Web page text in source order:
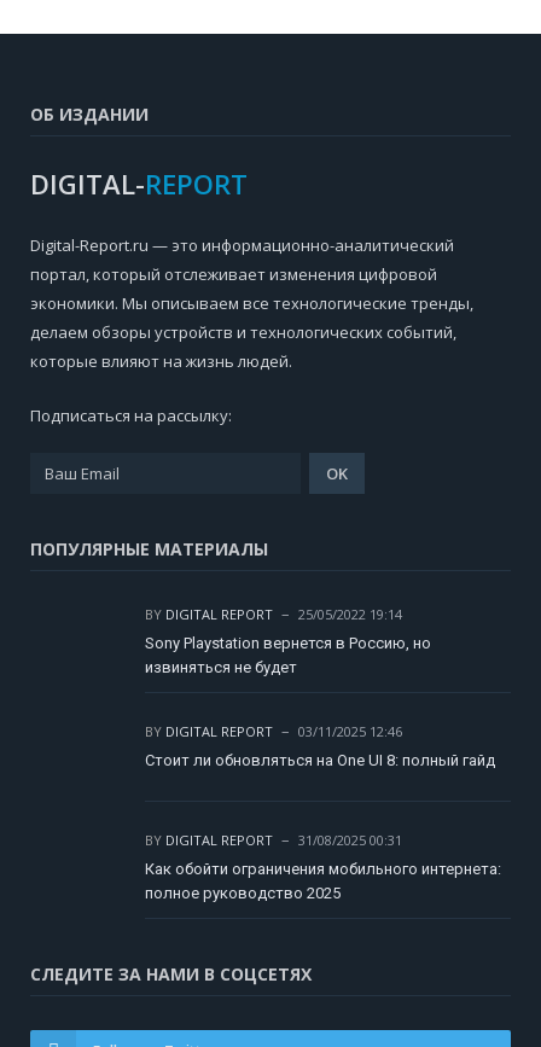
ОБ ИЗДАНИИ
DIGITAL-REPORT
Digital-Report.ru — это информационно-аналитический
портал, который отслеживает изменения цифровой
экономики. Мы описываем все технологические тренды,
делаем обзоры устройств и технологических событий,
которые влияют на жизнь людей.
Подписаться на рассылку:
ПОПУЛЯРНЫЕ МАТЕРИАЛЫ
BY DIGITAL REPORT
25/05/2022 19:14
Sony Playstation вернется в Россию, но
извиняться не будет
BY DIGITAL REPORT
03/11/2025 12:46
Стоит ли обновляться на One UI 8: полный гайд
BY DIGITAL REPORT
31/08/2025 00:31
Как обойти ограничения мобильного интернета:
полное руководство 2025
СЛЕДИТЕ ЗА НАМИ В СОЦСЕТЯХ